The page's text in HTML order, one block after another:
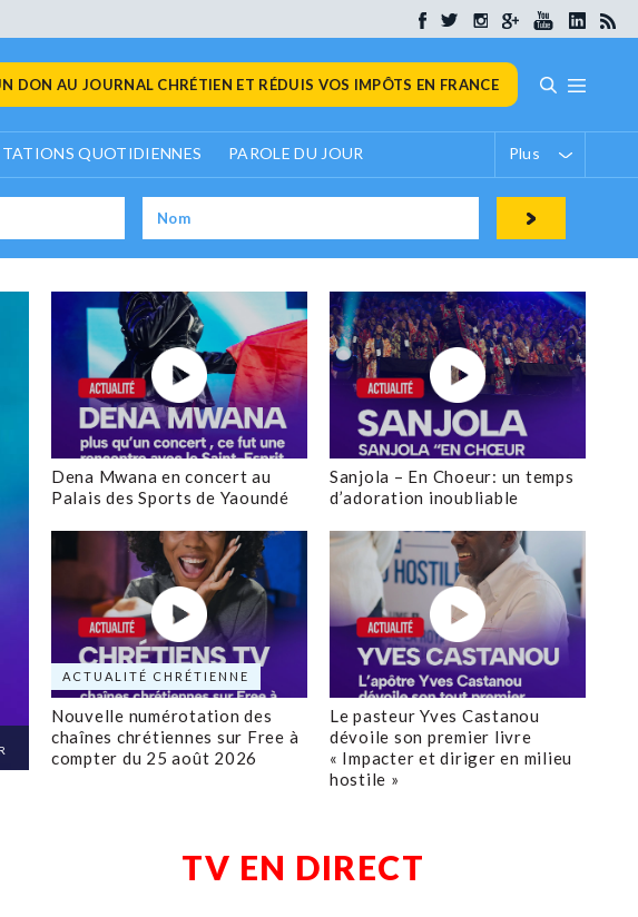
DON AU JOURNAL CHRÉTIEN ET RÉDUIS VOS IMPÔTS EN FRANCE
QUOTIDIENNES PAROLE DU JOUR Plus
Dena Mwana en concert au
Palais des Sports de Yaoundé
Sanjola – En Choeur: un temps
d’adoration inoubliable
ACTUALITÉ CHRÉTIENNE
Nouvelle numérotation des
chaînes chrétiennes sur Free à
compter du 25 août 2026
Le pasteur Yves Castanou
dévoile son premier livre
« Impacter et diriger en milieu
hostile »
TV EN DIRECT